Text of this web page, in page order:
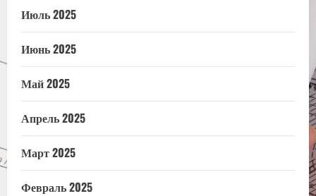
Июль 2025
Июнь 2025
Май 2025
Апрель 2025
Март 2025
Февраль 2025